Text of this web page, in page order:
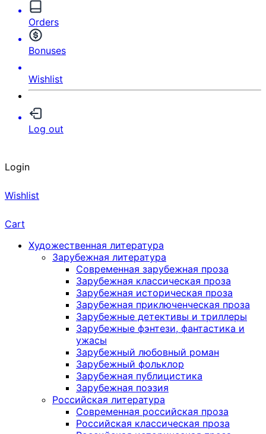
Orders
Bonuses
Wishlist
Log out
Login
Wishlist
Cart
Художественная литература
Зарубежная литература
Современная зарубежная проза
Зарубежная классическая проза
Зарубежная историческая проза
Зарубежная приключенческая проза
Зарубежные детективы и триллеры
Зарубежные фэнтези, фантастика и
ужасы
Зарубежный любовный роман
Зарубежный фольклор
Зарубежная публицистика
Зарубежная поэзия
Российская литература
Современная российская проза
Российская классическая проза